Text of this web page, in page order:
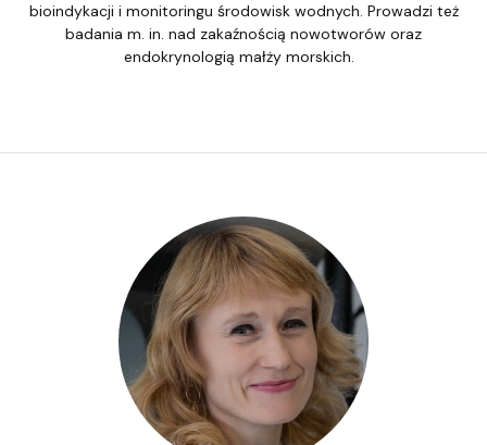
bioindykacji i monitoringu środowisk wodnych. Prowadzi też
badania m. in. nad zakaźnością nowotworów oraz
endokrynologią małży morskich.